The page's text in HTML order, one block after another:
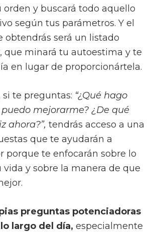
y buscará todo aquello
según tus parámetros. Y el
obtendrás será un listado
que minará tu autoestima y te
en lugar de proporcionártela.
te preguntas: “¿Qué hago
puedo mejorarme? ¿De qué
ahora?”, tendrás acceso a una
que te ayudarán a
porque te enfocarán sobre lo
vida y sobre la manera de que
preguntas potenciadoras
largo del día, especialmente